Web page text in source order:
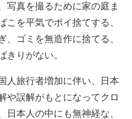
写真を撮るために家の庭ま
こを平気でポイ捨てする、
、ゴミを無造作に捨てる、
りがない。
人旅行者増加に伴い、日本
や誤解がもとになってクロ
日本人の中にも無神経な、